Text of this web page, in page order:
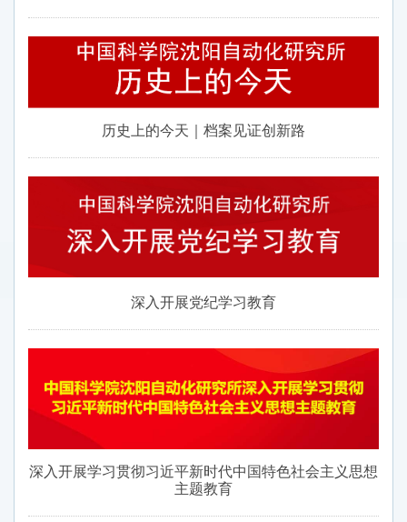
历史上的今天｜档案见证创新路
深入开展党纪学习教育
深入开展学习贯彻习近平新时代中国特色社会主义思想
主题教育